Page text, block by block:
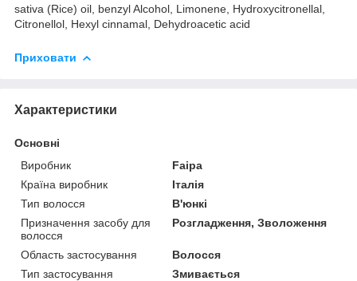
sativa (Rice) oil, benzyl Alcohol, Limonene, Hydroxycitronellal,
Citronellol, Hexyl cinnamal, Dehydroacetic acid
Приховати
Характеристики
Основні
Виробник
Faipa
Країна виробник
Італія
Тип волосся
В'юнкі
Призначення засобу для
волосся
Розгладження, Зволоження
Область застосування
Волосся
Тип застосування
Змивається